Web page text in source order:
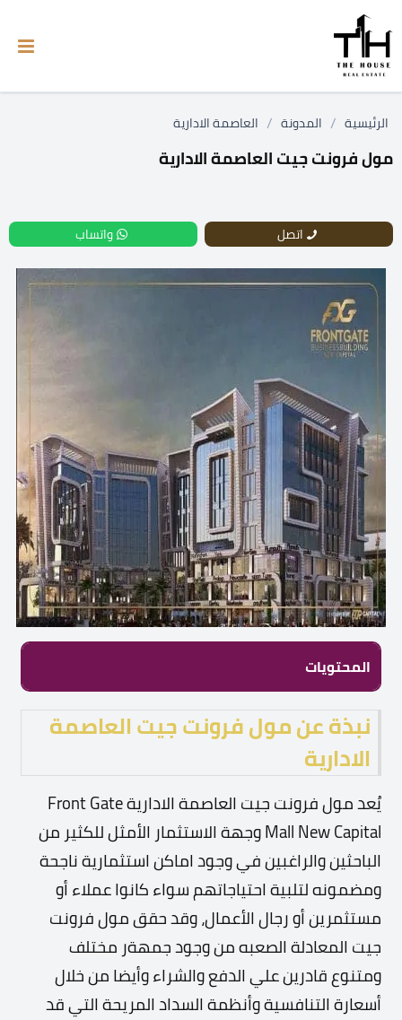
الرئيسية / المدونة / العاصمة الادارية
مول فرونت جيت العاصمة الادارية
اتصل واتساب
المحتويات
نبذة عن مول فرونت جيت العاصمة
الادارية
يُعد مول فرونت جيت العاصمة الادارية Front Gate
Mall New Capital وجهة الاستثمار الأمثل للكثير من
الباحثين والراغبين في وجود اماكن استثمارية ناجحة
ومضمونه لتلبية احتياجاتهم سواء كانوا عملاء أو
مستثمرين أو رجال الأعمال، وقد حقق مول فرونت
جيت المعادلة الصعبه من وجود جمهةر مختلف
ومتنوع قادرين علي الدفع والشراء وأيضا من خلال
أسعارة التنافسية وأنظمة السداد المريحة التي قد